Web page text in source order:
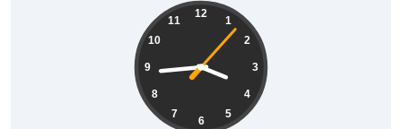
12
1
2
3
4
5
6
7
8
9
10
11